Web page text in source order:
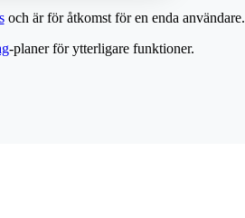
och är för åtkomst för en enda användare.
-planer för ytterligare funktioner.